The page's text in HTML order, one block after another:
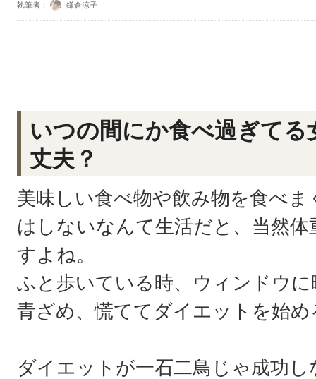
執筆者： 鎌倉涼子
いつの間にか食べ過ぎてる
丈夫？
美味しい食べ物や飲み物を食べ
はしないなんて生活だと、当然
すよね。
ふと歩いている時、ウィンドウ
青ざめ、慌ててダイエットを始
ダイエットが一石二鳥じゃ成功